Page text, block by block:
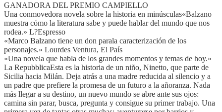
GANADORA DEL PREMIO CAMPIELLO
Una conmovedora novela sobre la historia en minúsculas«Balzano
muestra cómo la literatura sabe y puede hablar del mundo que nos
rodea.» L?Espresso
«Marco Balzano tiene un don parala caracterización de los
personajes.» Lourdes Ventura, El País
«Una novela que habla de los grandes momentos y temas de hoy.»
La RepubblicaEsta es la historia de un niño, Ninetto, que parte de
Sicilia hacia Milán. Deja atrás a una madre reducida al silencio y a
un padre que prefiere la promesa de un futuro a la añoranza. Nada
más llegar a su destino, un nuevo mundo se abre ante sus ojos:
camina sin parar, busca, pregunta y consigue su primer trabajo. Una